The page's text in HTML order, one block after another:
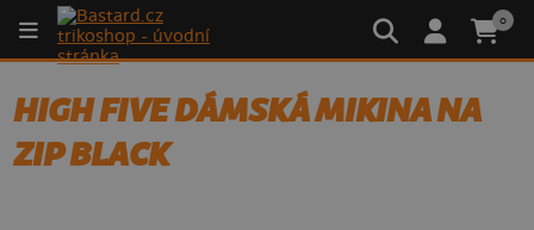
0
HIGH FIVE DÁMSKÁ MIKINA NA
ZIP BLACK